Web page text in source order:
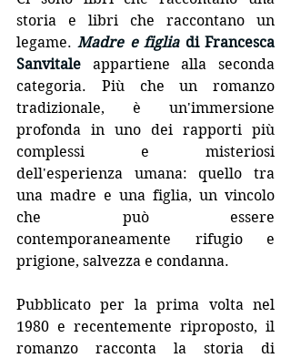
storia e libri che raccontano un
legame. Madre e figlia di Francesca
Sanvitale appartiene alla seconda
categoria. Più che un romanzo
tradizionale, è un'immersione
profonda in uno dei rapporti più
complessi e misteriosi
dell'esperienza umana: quello tra
una madre e una figlia, un vincolo
che può essere
contemporaneamente rifugio e
prigione, salvezza e condanna.
Pubblicato per la prima volta nel
1980 e recentemente riproposto, il
romanzo racconta la storia di